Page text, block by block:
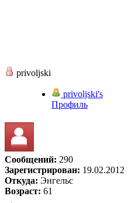
privoljski
privoljski's
Профиль
Сообщений: 290
Зарегистрирован: 19.02.2012
Откуда: Энгельс
Возраст: 61